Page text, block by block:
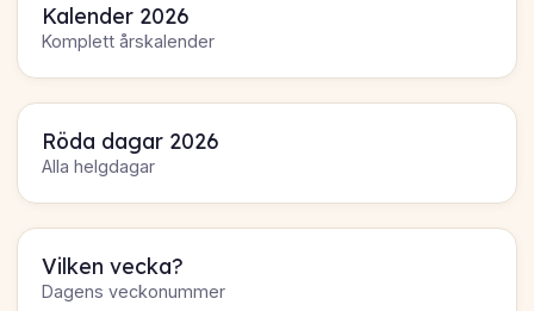
Kalender 2026
Komplett årskalender
Röda dagar 2026
Alla helgdagar
Vilken vecka?
Dagens veckonummer